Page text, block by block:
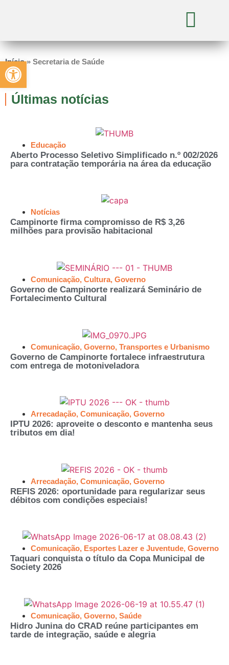
Início» Secretaria de Saúde
Últimas notícias
Educação
Aberto Processo Seletivo Simplificado n.º 002/2026
para contratação temporária na área da educação
Notícias
Campinorte firma compromisso de R$ 3,26
milhões para provisão habitacional
Comunicação, Cultura, Governo
Governo de Campinorte realizará Seminário de
Fortalecimento Cultural
Comunicação, Governo, Transportes e Urbanismo
Governo de Campinorte fortalece infraestrutura
com entrega de motoniveladora
Arrecadação, Comunicação, Governo
IPTU 2026: aproveite o desconto e mantenha seus
tributos em dia!
Arrecadação, Comunicação, Governo
REFIS 2026: oportunidade para regularizar seus
débitos com condições especiais!
Comunicação, Esportes Lazer e Juventude, Governo
Taquari conquista o título da Copa Municipal de
Society 2026
Comunicação, Governo, Saúde
Hidro Junina do CRAD reúne participantes em
tarde de integração, saúde e alegria
Abrir a barra de ferramentas